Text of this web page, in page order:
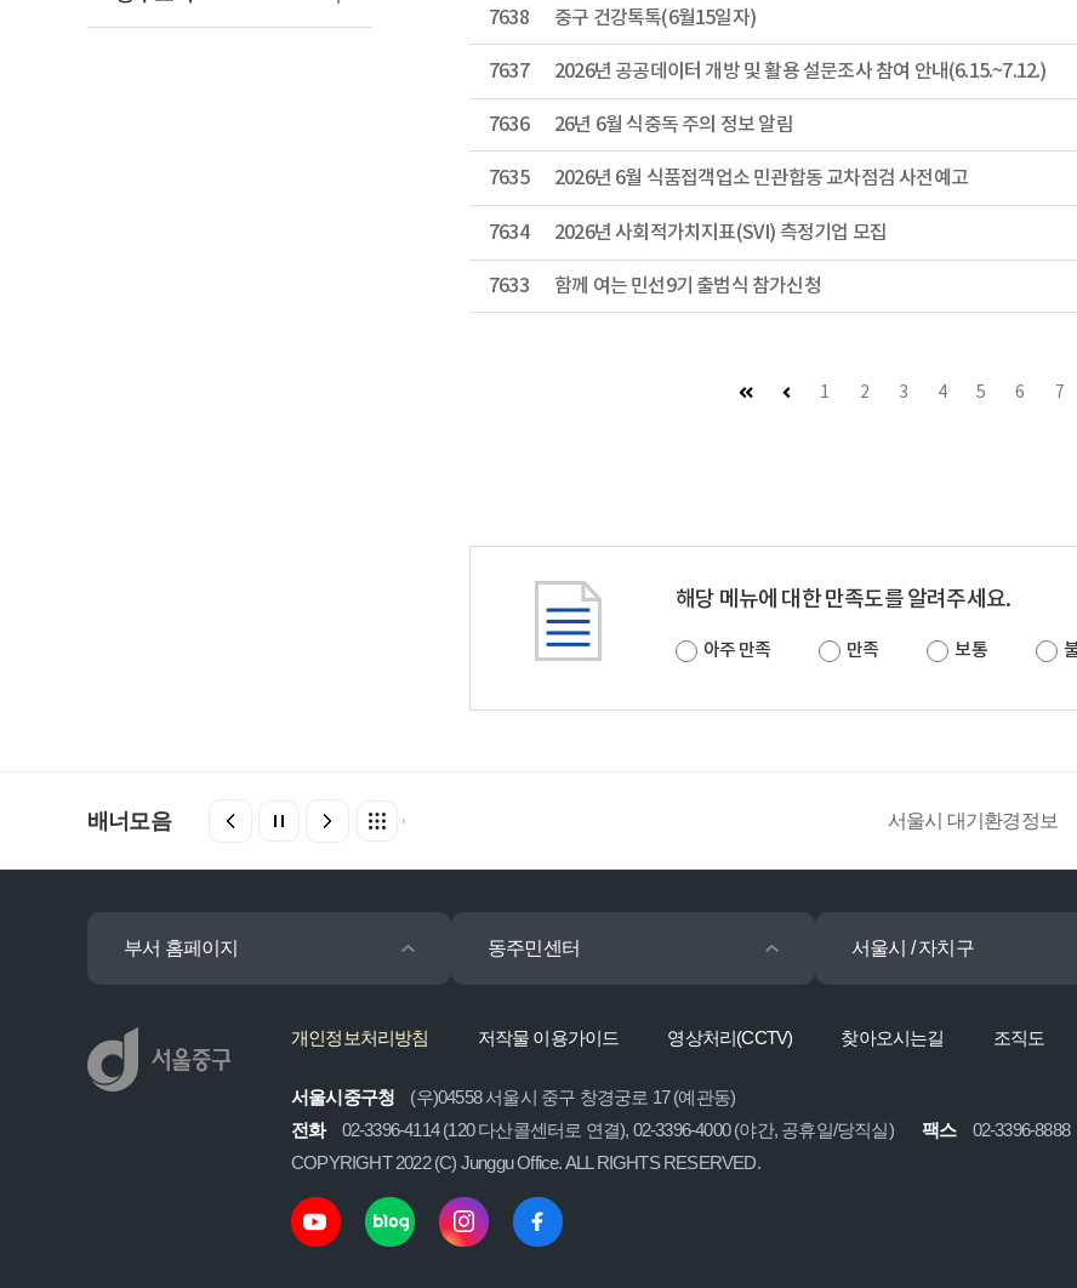
7638 중구 건강톡톡(6월15일자)
7637 2026년 공공데이터 개방 및 활용 설문조사 참여 안내(6.15.~7.12.)
7636 26년 6월 식중독 주의 정보 알림
7635 2026년 6월 식품접객업소 민관합동 교차점검 사전예고
7634 2026년 사회적가치지표(SVI) 측정기업 모집
7633 함께 여는 민선9기 출범식 참가신청
첫 페이지이전 페이지 (이동불가)
1 2 3 4 5 6 7
해당 메뉴에 대한 만족도를 알려주세요.
아주 만족 만족 보통
배너모음 서울시 대기환경정보
부서 홈페이지 동주민센터 서울시 / 자치구
개인정보처리방침 저작물 이용가이드 영상처리(CCTV) 찾아오시는길 조직도
서울시중구청
(우)04558 서울시 중구 창경궁로 17 (예관동)
전화
02-3396-4114 (120 다산콜센터로 연결), 02-3396-4000 (야간, 공휴일/당직실) 팩스
02-3396-8888
COPYRIGHT 2022 (C) Junggu Office. ALL RIGHTS RESERVED.